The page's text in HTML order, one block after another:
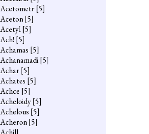
Acetometr[5]
Aceton[5]
Acetyl[5]
Ach! [5]
Achamas [5]
Achanamadi[5]
Achar[5]
Achates [5]
Achce [5]
Acheloidy[5]
Achelous [5]
Acheron[5]